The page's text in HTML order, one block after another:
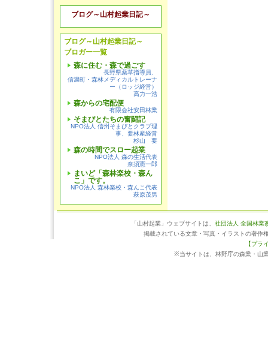
ブログ～山村起業日記～
ブログ～山村起業日記～
ブロガー一覧
森に住む・森で過ごす
長野県薬草指導員、
信濃町・森林メディカルトレーナ
ー（ロッジ経営）
高力一浩
森からの宅配便
有限会社安田林業
そまびとたちの奮闘記
NPO法人 信州そまびとクラブ理
事、要林産経営
杉山 要
森の時間でスロー起業
NPO法人 森の生活代表
奈須憲一郎
まいど「森林楽校・森ん
こ」です。
NPO法人 森林楽校・森んこ代表
萩原茂男
「山村起業」ウェブサイトは、 社団法人 全国林業
掲載されている文章・写真・イラストの著作
【プラ
※当サイトは、林野庁の森業・山